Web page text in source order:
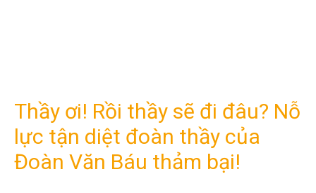
Thầy ơi! Rồi thầy sẽ đi đâu? Nỗ
lực tận diệt đoàn thầy của
Đoàn Văn Báu thảm bại!